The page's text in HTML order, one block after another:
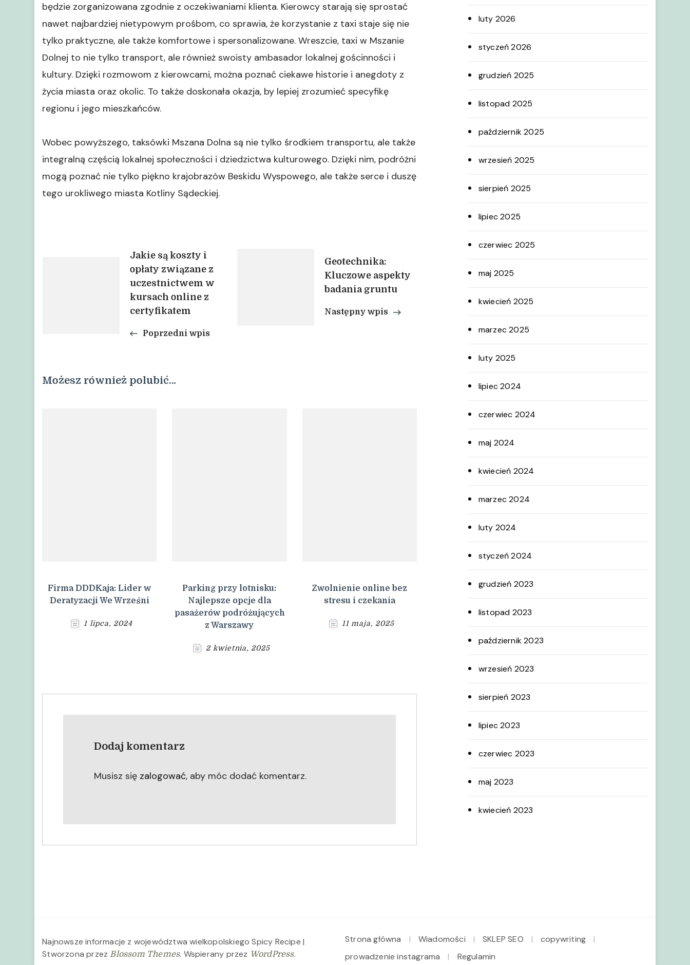
będzie zorganizowana zgodnie z oczekiwaniami klienta. Kierowcy starają się sprostać
nawet najbardziej nietypowym prośbom, co sprawia, że korzystanie z taxi staje się nie
tylko praktyczne, ale także komfortowe i spersonalizowane. Wreszcie, taxi w Mszanie
Dolnej to nie tylko transport, ale również swoisty ambasador lokalnej gościnności i
kultury. Dzięki rozmowom z kierowcami, można poznać ciekawe historie i anegdoty z
życia miasta oraz okolic. To także doskonała okazja, by lepiej zrozumieć specyfikę
regionu i jego mieszkańców.
Wobec powyższego, taksówki Mszana Dolna są nie tylko środkiem transportu, ale także
integralną częścią lokalnej społeczności i dziedzictwa kulturowego. Dzięki nim, podróżni
mogą poznać nie tylko piękno krajobrazów Beskidu Wyspowego, ale także serce i duszę
tego urokliwego miasta Kotliny Sądeckiej.
Nawigacja
Jakie są koszty i
opłaty związane z
uczestnictwem w
kursach online z
certyfikatem
Poprzedni wpis
Geotechnika:
Kluczowe aspekty
badania gruntu
Następny wpis
Możesz również polubić…
Firma DDDKaja: Lider w
Deratyzacji We Wrześni
1 lipca, 2024
Parking przy lotnisku:
Najlepsze opcje dla
pasażerów podróżujących
z Warszawy
2 kwietnia, 2025
Zwolnienie online bez
stresu i czekania
11 maja, 2025
Dodaj komentarz
Musisz się zalogować, aby móc dodać komentarz.
luty 2026
styczeń 2026
grudzień 2025
listopad 2025
październik 2025
wrzesień 2025
sierpień 2025
lipiec 2025
czerwiec 2025
maj 2025
kwiecień 2025
marzec 2025
luty 2025
lipiec 2024
czerwiec 2024
maj 2024
kwiecień 2024
marzec 2024
luty 2024
styczeń 2024
grudzień 2023
listopad 2023
październik 2023
wrzesień 2023
sierpień 2023
lipiec 2023
czerwiec 2023
maj 2023
kwiecień 2023
Najnowsze informacje z województwa wielkopolskiegoSpicy Recipe |
Stworzona przez Blossom Themes. Wspierany przez WordPress.
Strona główna Wiadomości SKLEP SEO
copywriting
prowadzenie instagrama
Regulamin